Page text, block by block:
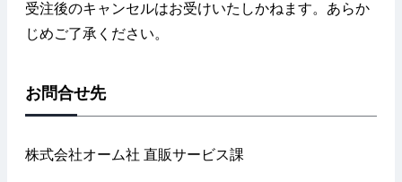
受注後のキャンセルはお受けいたしかねます。あらか
じめご了承ください。
お問合せ先
株式会社オーム社 直販サービス課